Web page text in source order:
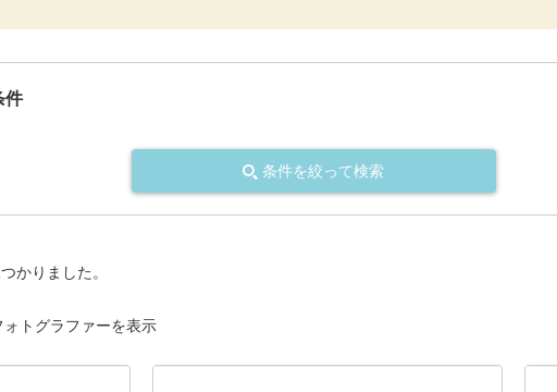
件
条件を絞って検索
かりました。
トグラファーを表示